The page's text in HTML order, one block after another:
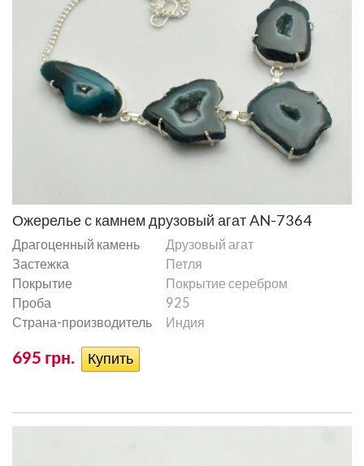
Ожерелье с камнем друзовый агат AN-7364
Драгоценный камень
Друзовый агат
Застежка
Петля
Покрытие
Покрытие серебром
Проба
925
Страна-производитель
Индия
695 грн.